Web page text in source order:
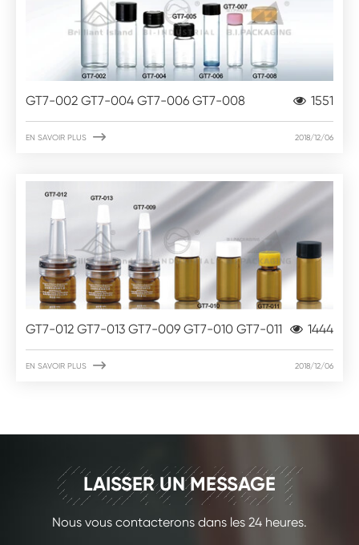
GT7-002 GT7-004 GT7-006 GT7-008 1551
EN SAVOIR PLUS  2018/12/06
GT7-012 GT7-013 GT7-009 GT7-010 GT7-011 1444
EN SAVOIR PLUS  2018/12/06
CONTACT
LAISSER UN MESSAGE
Nous vous contacterons dans les 24 heures.